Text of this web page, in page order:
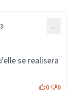
…
se realisera
0 0